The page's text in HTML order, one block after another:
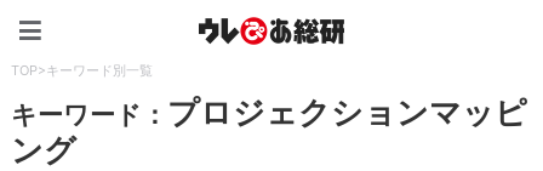
TOP>キーワード別一覧
キーワード： プロジェクションマッピ
ング